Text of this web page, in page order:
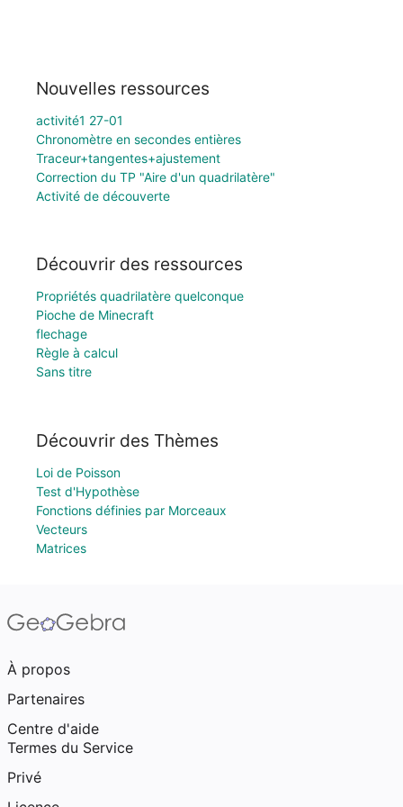
Nouvelles ressources
activité1 27-01
Chronomètre en secondes entières
Traceur+tangentes+ajustement
Correction du TP "Aire d'un quadrilatère"
Activité de découverte
Découvrir des ressources
Propriétés quadrilatère quelconque
Pioche de Minecraft
flechage
Règle à calcul
Sans titre
Découvrir des Thèmes
Loi de Poisson
Test d'Hypothèse
Fonctions définies par Morceaux
Vecteurs
Matrices
À propos
Partenaires
Centre d'aide
Termes du Service
Privé